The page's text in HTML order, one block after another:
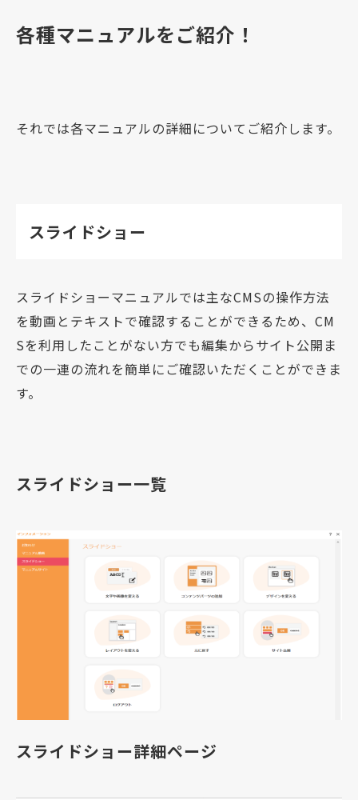
各種マニュアルをご紹介！
それでは各マニュアルの詳細についてご紹介します。
スライドショー
スライドショーマニュアルでは主なCMSの操作方法
を動画とテキストで確認することができるため、CM
Sを利用したことがない方でも編集からサイト公開ま
での一連の流れを簡単にご確認いただくことができま
す。
スライドショー一覧
スライドショー詳細ページ